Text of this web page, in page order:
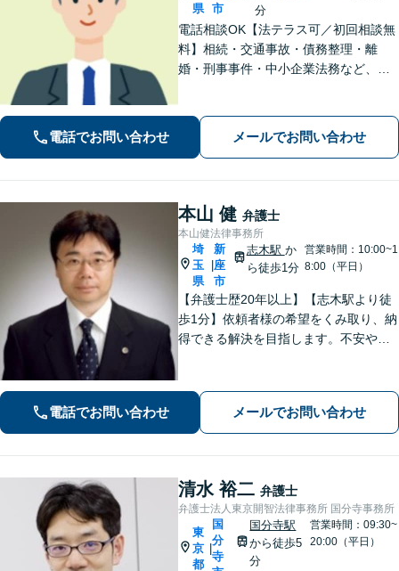
県 市
分
電話相談OK【法テラス可／初回相談無
料】相続・交通事故・債務整理・離
婚・刑事事件・中小企業法務など、お
へと導きます【休日夜間対応】【上福
岡駅8分】【駐車場あり】
電話でお問い合わせ メールでお問い合わせ
本山 健 弁護士
本山健法律事務所
埼
玉
県
新
座
市
志木駅 か
ら徒歩1分
営業時間：10:00~1
8:00（平日）
【弁護士歴20年以上】【志木駅より徒
歩1分】依頼者様の希望をくみ取り、納
得できる解決を目指します。不安や疑
事件／何でも遠慮せずご相談ください
【初回面談無料（30分まで）】
電話でお問い合わせ メールでお問い合わせ
清水 裕二 弁護士
弁護士法人東京開智法律事務所 国分寺事務所
東
京
都
|
国
分
寺
国分寺駅
から徒歩5
分
営業時間：09:30~
20:00（平日）